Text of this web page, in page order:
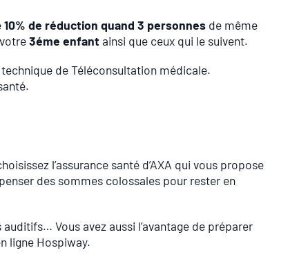
10% de réduction quand 3 personnesde même
3éme enfantainsi que ceux qui le suivent.
de Téléconsultation médicale.
l’assurance santé d’AXA qui vous propose
des sommes colossales pour rester en
auditifs… Vous avez aussi l’avantage de préparer
ligne Hospiway.